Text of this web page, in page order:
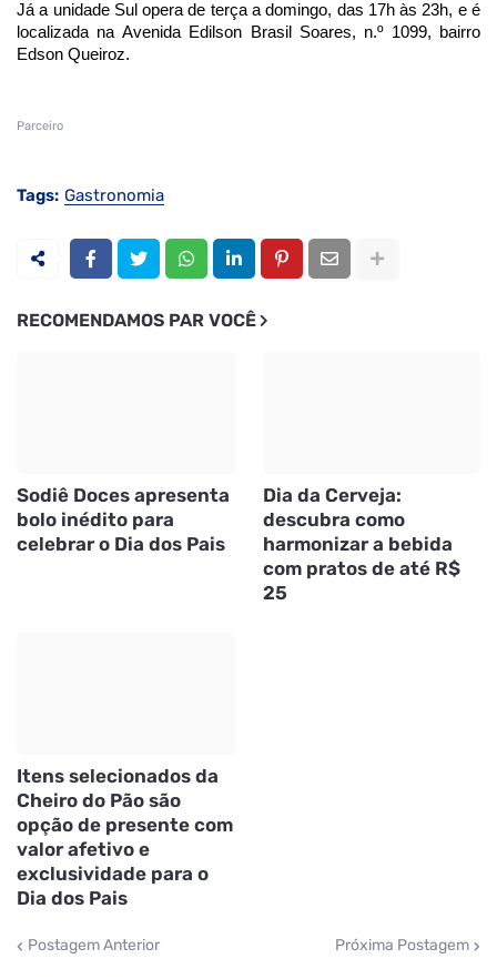
Já a unidade Sul opera de terça a domingo, das 17h às 23h, e é
localizada na Avenida Edilson Brasil Soares, n.º 1099, bairro
Edson Queiroz.
Parceiro
Tags: Gastronomia
RECOMENDAMOS PAR VOCÊ
Sodiê Doces apresenta
bolo inédito para
celebrar o Dia dos Pais
Dia da Cerveja:
descubra como
harmonizar a bebida
com pratos de até R$
25
Itens selecionados da
Cheiro do Pão são
opção de presente com
valor afetivo e
exclusividade para o
Dia dos Pais
Postagem Anterior Próxima Postagem